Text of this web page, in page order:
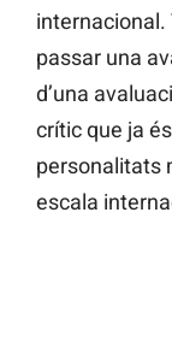
internacional.
passar una
d’una
crític que ja
personalitats
escala